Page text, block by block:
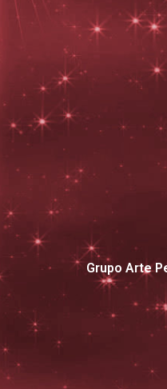
Grupo Arte